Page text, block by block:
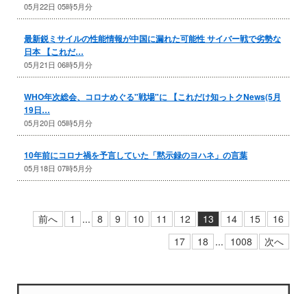
05月22日 05時5月分
最新鋭ミサイルの性能情報が中国に漏れた可能性 サイバー戦で劣勢な
日本 【これだ…
05月21日 06時5月分
WHO年次総会、コロナめぐる"戦場"に 【これだけ知っトクNews(5月
19日…
05月20日 05時5月分
10年前にコロナ禍を予言していた「黙示録のヨハネ」の言葉
05月18日 07時5月分
前へ 1 ... 8 9 10 11 12 13 14 15
16
17
18 ... 1008 次へ